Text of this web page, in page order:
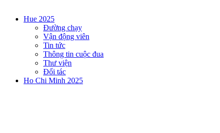
Hue 2025
Đường chạy
Vận động viên
Tin tức
Thông tin cuộc đua
Thư viện
Đối tác
Ho Chi Minh 2025